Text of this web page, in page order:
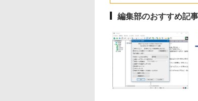
ユニファイドメモ
リ、256GB SSDスト
レージ、1080p
- インディゴ
編集部のおすすめ記事